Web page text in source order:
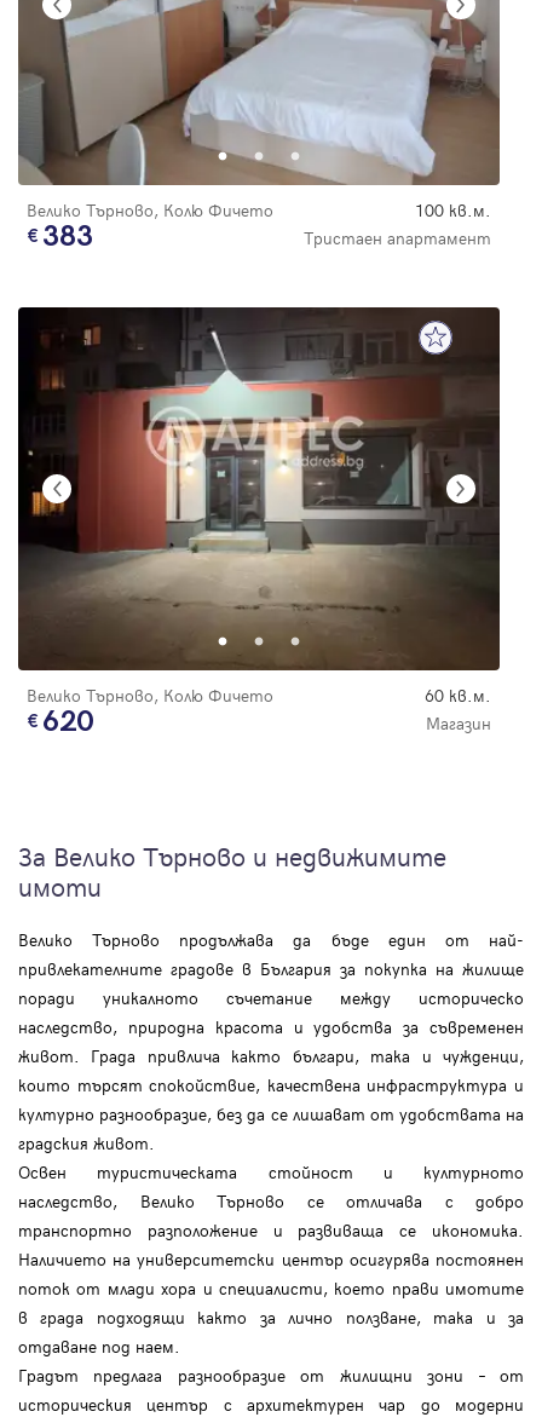
Велико Търново, Колю Фичето 100 кв.м.
383 Тристаен апартамент
Велико Търново, Колю Фичето 60 кв.м.
620 Магазин
За Велико Търново и недвижимите
имоти
Велико Търново продължава да бъде един от най-
привлекателните градове в България за покупка на жилище
поради уникалното съчетание между историческо
наследство, природна красота и удобства за съвременен
живот. Града привлича както българи, така и чужденци,
които търсят спокойствие, качествена инфраструктура и
културно разнообразие, без да се лишават от удобствата на
градския живот.
Освен туристическата стойност и културното
наследство, Велико Търново се отличава с добро
транспортно разположение и развиваща се икономика.
Наличието на университетски център осигурява постоянен
поток от млади хора и специалисти, което прави имотите
в града подходящи както за лично ползване, така и за
отдаване под наем.
Градът предлага разнообразие от жилищни зони – от
историческия център с архитектурен чар до модерни